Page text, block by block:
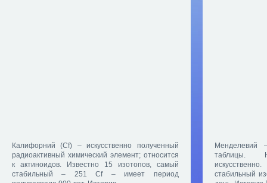
Калифорний (Cf) – искусственно полученный
радиоактивный химический элемент; относится
к актиноидов. Известно 15 изотопов, самый
стабильный – 251 Cf – имеет период
Менделевий
таблицы.
стабильный